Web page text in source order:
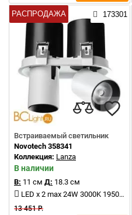
РАСПРОДАЖА 173301
Встраиваемый светильник
Novotech 358341
Коллекция: Lanza
В наличии
В: 11 см Д: 18.3 см
LED x 2 max 24W 3000K 1950Lm
13 451 Р.